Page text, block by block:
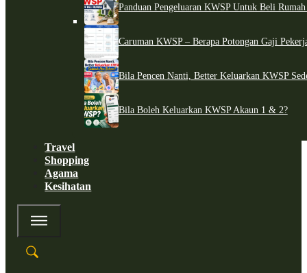
Panduan Pengeluaran KWSP Untuk Beli
Caruman KWSP – Berapa Potongan Gaji
Bila Pencen Nanti, Better Keluarkan KWSP
Bila Boleh Keluarkan KWSP Akaun 1 & 2?
Travel
Shopping
Agama
Kesihatan